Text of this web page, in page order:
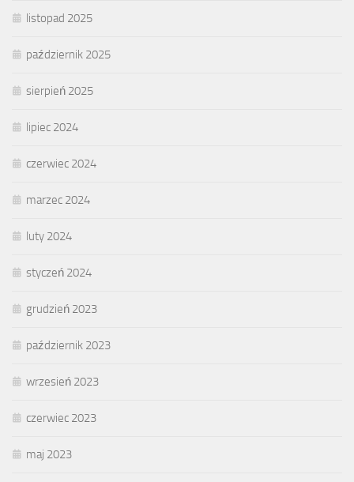
listopad 2025
październik 2025
sierpień 2025
lipiec 2024
czerwiec 2024
marzec 2024
luty 2024
styczeń 2024
grudzień 2023
październik 2023
wrzesień 2023
czerwiec 2023
maj 2023